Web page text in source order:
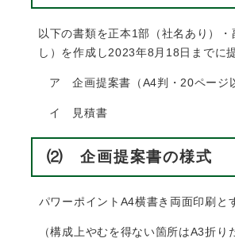
以下の書類を正本1部（社名あり）
し）を作成し2023年8月18日までに
ア 企画提案書（A4判・20ページ
イ 見積書
⑵ 企画提案書の様式
パワーポイントA4横書き両面印刷と
（構成上やむを得ない箇所はA3折り